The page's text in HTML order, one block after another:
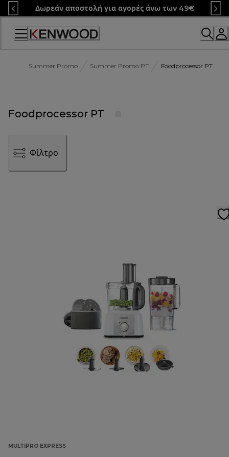
Skip
to
Content
Δωρεάν αποστολή για αγορές άνω των 49€
Summer Promo Summer Promo PT Foodprocessor PT
Foodprocessor PT
Φίλτρο
MULTIPRO EXPRESS